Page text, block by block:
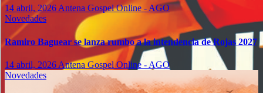
14 abril, 2026 Antena Gospel Online - AGO
Novedades
Ramiro Baguear se lanza rumbo a la intendencia de Rojas 2027
14 abril, 2026 Antena Gospel Online - AGO
Novedades